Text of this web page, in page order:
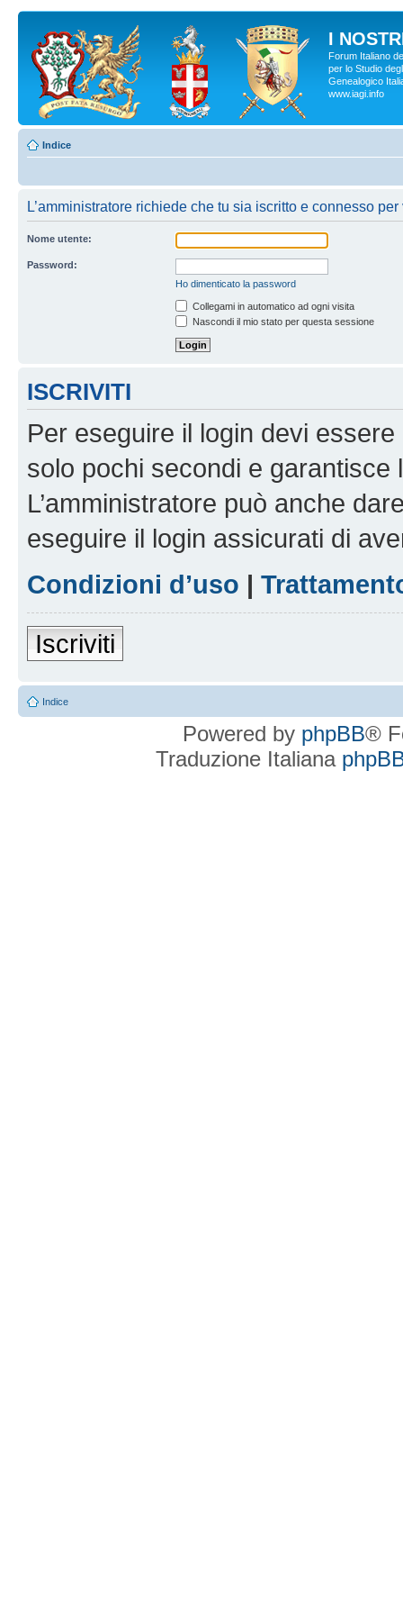
I
Forum Italiano
per lo Studio
Genealogico
www.iagi.info
Indice
L’amministratore richiede che tu sia iscritto e connesso
Nome utente:
Password:
Ho dimenticato la password
Collegami in automatico ad ogni visita
Nascondi il mio stato per questa sessione
ISCRIVITI
Per eseguire il login devi
solo pochi secondi e garantisce
L’amministratore può anche
eseguire il login assicurati di
Condizioni d’uso |
Iscriviti
Indice
Powered by phpBB®
Traduzione Italiana